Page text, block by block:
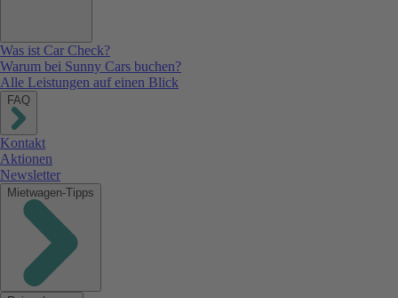
Was ist Car Check?
Warum bei Sunny Cars buchen?
Alle Leistungen auf einen Blick
FAQ
Kontakt
Aktionen
Newsletter
Mietwagen-Tipps